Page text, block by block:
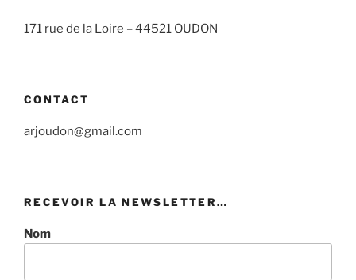
171 rue de la Loire –44521 OUDON
CONTACT
arjoudon@gmail.com
RECEVOIR LA NEWSLETTER…
Nom